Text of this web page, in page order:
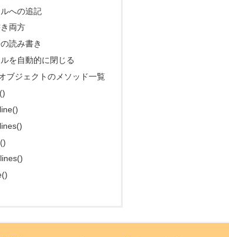
への追記
両方
読み書き
を自動的に閉じる
ブジェクトのメソッド一覧